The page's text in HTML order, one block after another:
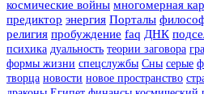
космические войны многомерная
предиктор энергия Порталы
религия пробуждение faq ДНК
психика дуальность теории заговора
формы жизни спецслужбы Сны серые
творца новости новое пространство